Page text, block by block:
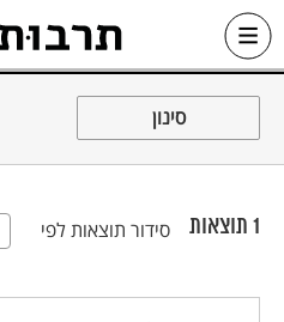
Skip
כל האתר
סינון
1 תוצאות סידור תוצאות לפי